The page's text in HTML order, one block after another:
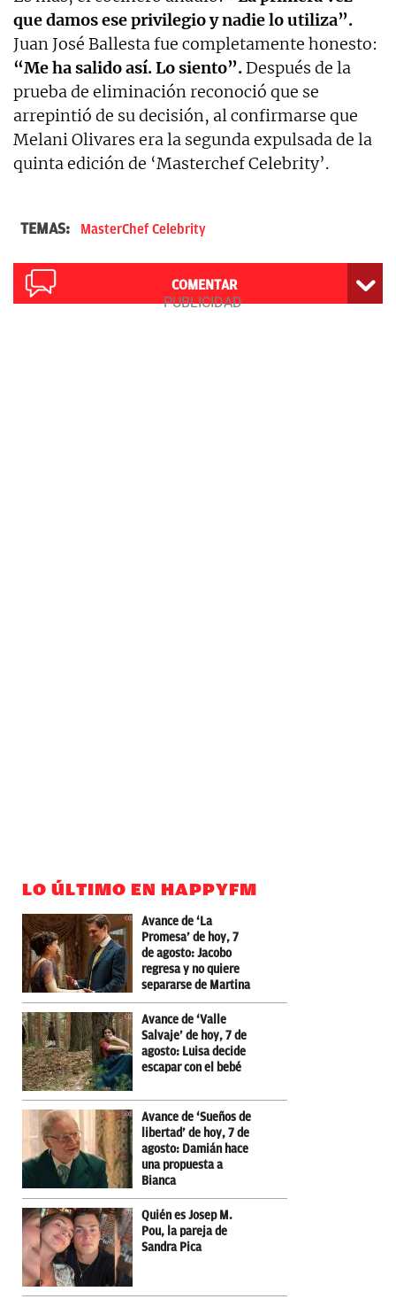
que damos ese privilegio y nadie lo utiliza”.
Juan José Ballesta fue completamente honesto:
“Me ha salido así. Lo siento”. Después de la
prueba de eliminación reconoció que se
arrepintió de su decisión, al confirmarse que
Melani Olivares era la segunda expulsada de la
quinta edición de ‘Masterchef Celebrity’.
TEMAS: MasterChef Celebrity
COMENTAR
LO ÚLTIMO EN HAPPYFM
Avance de ‘La
Promesa’ de hoy, 7
de agosto: Jacobo
regresa y no quiere
separarse de Martina
Avance de ‘Valle
Salvaje’ de hoy, 7 de
agosto: Luisa decide
escapar con el bebé
Avance de ‘Sueños de
libertad’ de hoy, 7 de
agosto: Damián hace
una propuesta a
Bianca
Quién es Josep M.
Pou, la pareja de
Sandra Pica